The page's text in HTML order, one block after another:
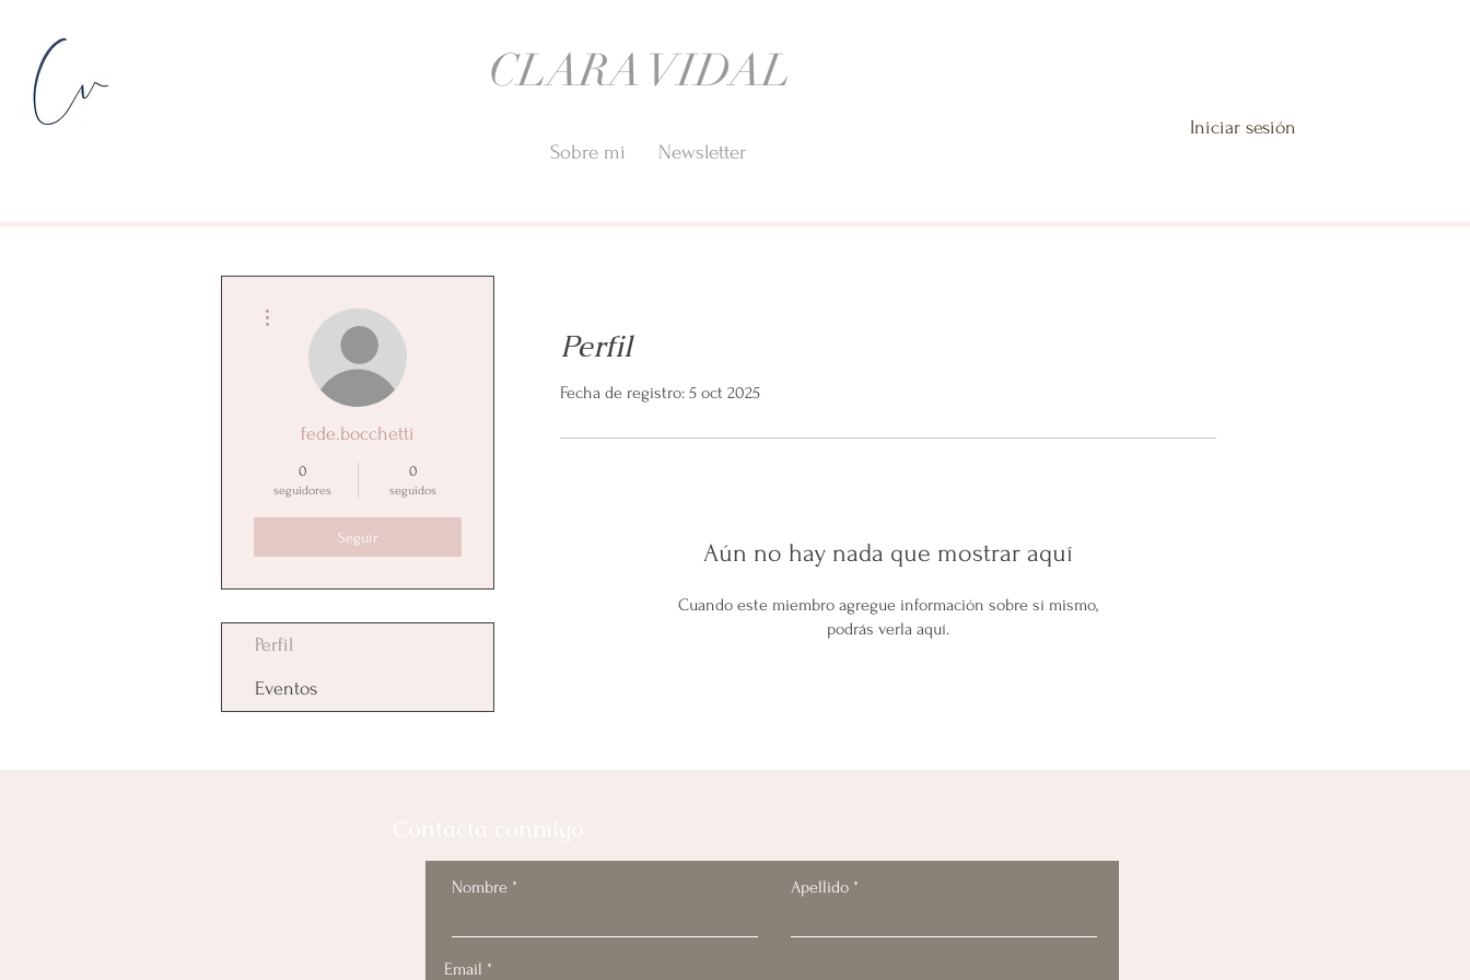
CLARA VIDAL
Sobre mi Newsletter
Iniciar sesión
Perfil
Fecha de registro: 5 oct 2025
Aún no hay nada que mostrar aquí
Cuando este miembro agregue información sobre sí mismo,
podrás verla aquí.
fede.bocchetti
0
seguidores
0
seguidos
Seguir
Perfil
Eventos
Nombre Apellido
Email